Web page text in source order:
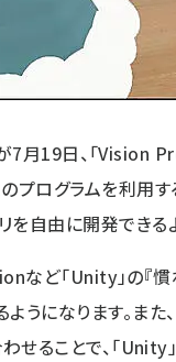
19日、「Vision
プログラムを利用
自由に開発できる
ど「Unity」の『
ようになります。ま
せることで、「